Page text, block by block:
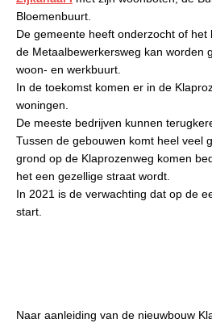
Bloemenbuurt.
De gemeente heeft onderzocht of
de Metaalbewerkersweg kan worden
woon- en werkbuurt.
In de toekomst komen er in de
woningen.
De meeste bedrijven kunnen
Tussen de gebouwen komt heel veel
grond op de Klaprozenweg komen
het een gezellige straat wordt.
In 2021 is de verwachting dat op de
start.
Naar aanleiding van de nieuwbouw